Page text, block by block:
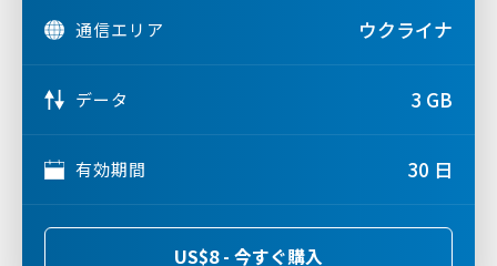
通信エリア ウクライナ
データ 3 GB
有効期間 30 日
US$8 - 今すぐ購入